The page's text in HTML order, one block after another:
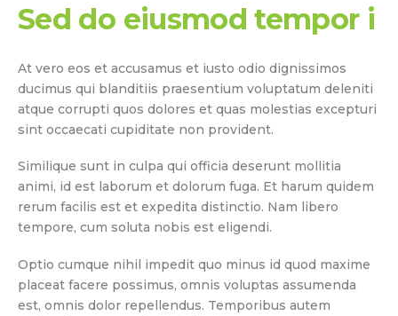
Sed do eiusmod tempor i
At vero eos et accusamus et iusto odio dignissimos
ducimus qui blanditiis praesentium voluptatum deleniti
atque corrupti quos dolores et quas molestias excepturi
sint occaecati cupiditate non provident.
Similique sunt in culpa qui officia deserunt mollitia
animi, id est laborum et dolorum fuga. Et harum quidem
rerum facilis est et expedita distinctio. Nam libero
tempore, cum soluta nobis est eligendi.
Optio cumque nihil impedit quo minus id quod maxime
placeat facere possimus, omnis voluptas assumenda
est, omnis dolor repellendus. Temporibus autem